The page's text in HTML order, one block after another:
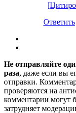
Ответить
Не отправляйте
раза, даже если вы
отправки.
проверяются на
комментарии могут
затрудняет